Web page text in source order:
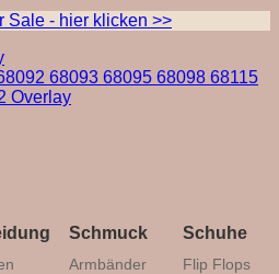
Schmuck
Armbänder
Schuhe
Flip Flops
Sale - hier klicken >>